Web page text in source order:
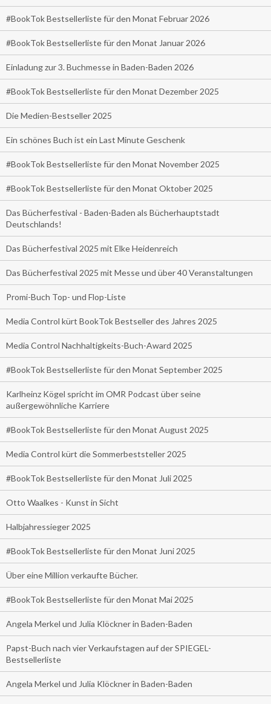
#BookTok Bestsellerliste für den Monat Februar 2026
#BookTok Bestsellerliste für den Monat Januar 2026
Einladung zur 3. Buchmesse in Baden-Baden 2026
#BookTok Bestsellerliste für den Monat Dezember 2025
Die Medien-Bestseller 2025
Ein schönes Buch ist ein Last Minute Geschenk
#BookTok Bestsellerliste für den Monat November 2025
#BookTok Bestsellerliste für den Monat Oktober 2025
Das Bücherfestival - Baden-Baden als Bücherhauptstadt
Deutschlands!
Das Bücherfestival 2025 mit Elke Heidenreich
Das Bücherfestival 2025 mit Messe und über 40 Veranstaltungen
Promi-Buch Top- und Flop-Liste
Media Control kürt BookTok Bestseller des Jahres 2025
Media Control Nachhaltigkeits-Buch-Award 2025
#BookTok Bestsellerliste für den Monat September 2025
Karlheinz Kögel spricht im OMR Podcast über seine
außergewöhnliche Karriere
#BookTok Bestsellerliste für den Monat August 2025
Media Control kürt die Sommerbeststeller 2025
#BookTok Bestsellerliste für den Monat Juli 2025
Otto Waalkes - Kunst in Sicht
Halbjahressieger 2025
#BookTok Bestsellerliste für den Monat Juni 2025
Über eine Million verkaufte Bücher.
#BookTok Bestsellerliste für den Monat Mai 2025
Angela Merkel und Julia Klöckner in Baden-Baden
Papst-Buch nach vier Verkaufstagen auf der SPIEGEL-
Bestsellerliste
Angela Merkel und Julia Klöckner in Baden-Baden